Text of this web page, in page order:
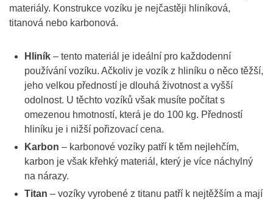
materiály. Konstrukce vozíku je nejčastěji hliníková,
titanová nebo karbonová.
Hliník – tento materiál je ideální pro každodenní
používání vozíku. Ačkoliv je vozík z hliníku o něco těžší,
jeho velkou předností je dlouhá životnost a vyšší
odolnost. U těchto vozíků však musíte počítat s
omezenou hmotností, která je do 100 kg. Předností
hliníku je i nižší pořizovací cena.
Karbon – karbonové vozíky patří k těm nejlehčím,
karbon je však křehký materiál, který je více náchylný
na nárazy.
Titan – vozíky vyrobené z titanu patří k nejtěžším a mají